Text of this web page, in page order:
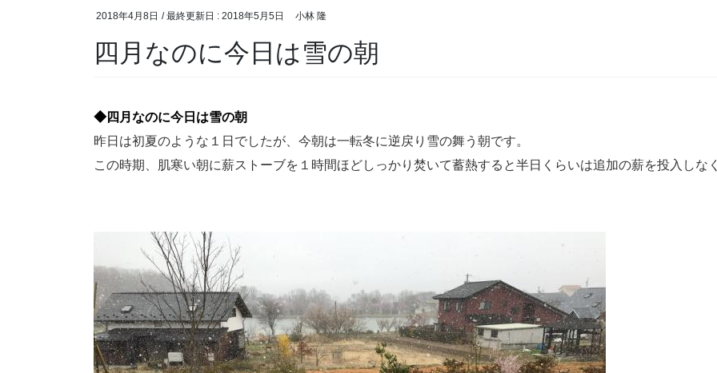
2018年4月8日 / 最終更新日 : 2018年5月5日 小林 隆
四月なのに今日は雪の朝
◆四月なのに今日は雪の朝
昨日は初夏のような１日でしたが、今朝は一転冬に逆戻り雪の舞う朝です。
この時期、肌寒い朝に薪ストーブを１時間ほどしっかり焚いて蓄熱すると半日くらいは追加の薪を投入しな